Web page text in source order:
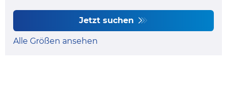
Jetzt suchen
Alle Größen ansehen